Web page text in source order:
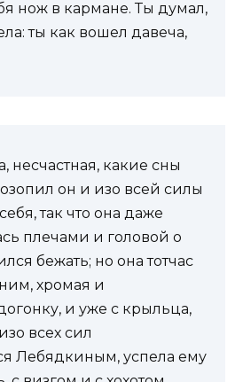
нож в кармане. Ты думал,
ты как вошел давеча,
несчастная, какие сны
он и изо всей силы
так что она даже
плечами и головой о
бежать; но она тотчас
хромая и
и уже с крыльца,
всех сил
Лебядкиным, успела ему